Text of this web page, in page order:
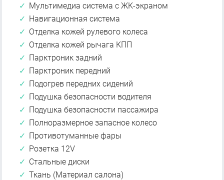
Мультимедиа система с ЖК-экраном
Навигационная система
Отделка кожей рулевого колеса
Отделка кожей рычага КПП
Парктроник задний
Парктроник передний
Подогрев передних сидений
Подушка безопасности водителя
Подушка безопасности пассажира
Полноразмерное запасное колесо
Противотуманные фары
Розетка 12V
Стальные диски
Ткань (Материал салона)